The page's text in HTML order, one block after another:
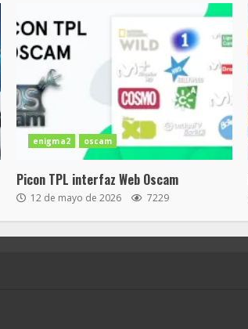
enigma2 oscam
Picon TPL interfaz Web Oscam
12 de mayo de 2026 7229